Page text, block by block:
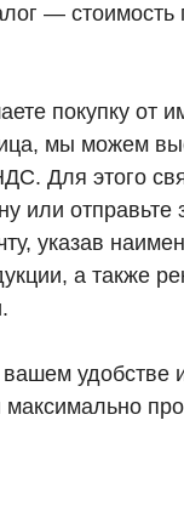
— стоимость
покупку от
мы можем
Для этого
или отправьте
указав
а также
удобстве
максимально